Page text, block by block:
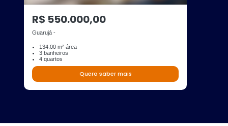
R$ 550.000,00
Guarujá -
134.00 m² área
3 banheiros
4 quartos
Quero saber mais